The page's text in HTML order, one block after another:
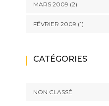
MARS 2009 (2)
FÉVRIER 2009 (1)
CATÉGORIES
NON CLASSÉ